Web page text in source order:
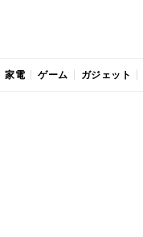
家電 ゲーム ガジェット